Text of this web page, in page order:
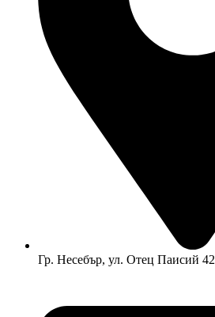
Гр. Несебър, ул. Отец Паисий 42